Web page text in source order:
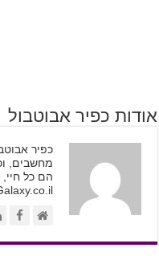
אודות כפיר אבוטבול
מחשבים,
הם כל